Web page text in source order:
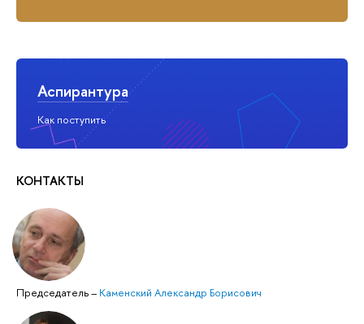
Аспирантура
Как поступить
КОНТАКТЫ
Председатель– Каменский Александр Борисович